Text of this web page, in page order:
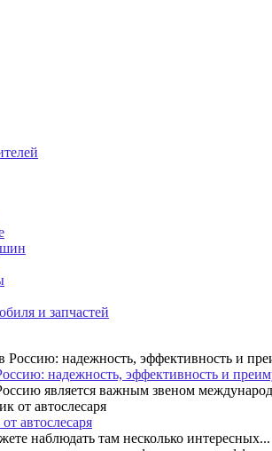
и запчастей
надежность, эффективность и
является важным звеном
автослесаря
наблюдать там несколько интересных...